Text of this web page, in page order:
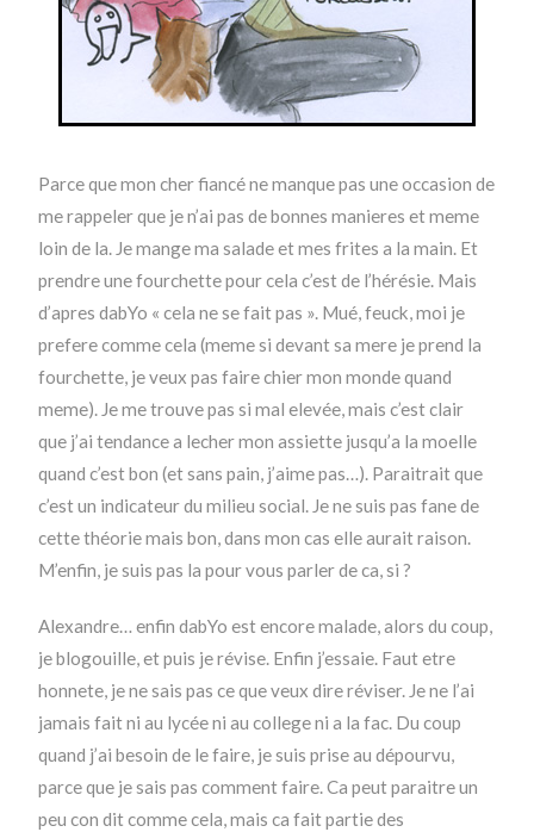
Parce que mon cher fiancé ne manque pas une occasion de
me rappeler que je n’ai pas de bonnes manieres et meme
loin de la. Je mange ma salade et mes frites a la main. Et
prendre une fourchette pour cela c’est de l’hérésie. Mais
d’apres dabYo « cela ne se fait pas ». Mué, feuck, moi je
prefere comme cela (meme si devant sa mere je prend la
fourchette, je veux pas faire chier mon monde quand
meme). Je me trouve pas si mal elevée, mais c’est clair
que j’ai tendance a lecher mon assiette jusqu’a la moelle
quand c’est bon (et sans pain, j’aime pas…). Paraitrait que
c’est un indicateur du milieu social. Je ne suis pas fane de
cette théorie mais bon, dans mon cas elle aurait raison.
M’enfin, je suis pas la pour vous parler de ca, si ?
Alexandre… enfin dabYo est encore malade, alors du coup,
je blogouille, et puis je révise. Enfin j’essaie. Faut etre
honnete, je ne sais pas ce que veux dire réviser. Je ne l’ai
jamais fait ni au lycée ni au college ni a la fac. Du coup
quand j’ai besoin de le faire, je suis prise au dépourvu,
parce que je sais pas comment faire. Ca peut paraitre un
peu con dit comme cela, mais ca fait partie des